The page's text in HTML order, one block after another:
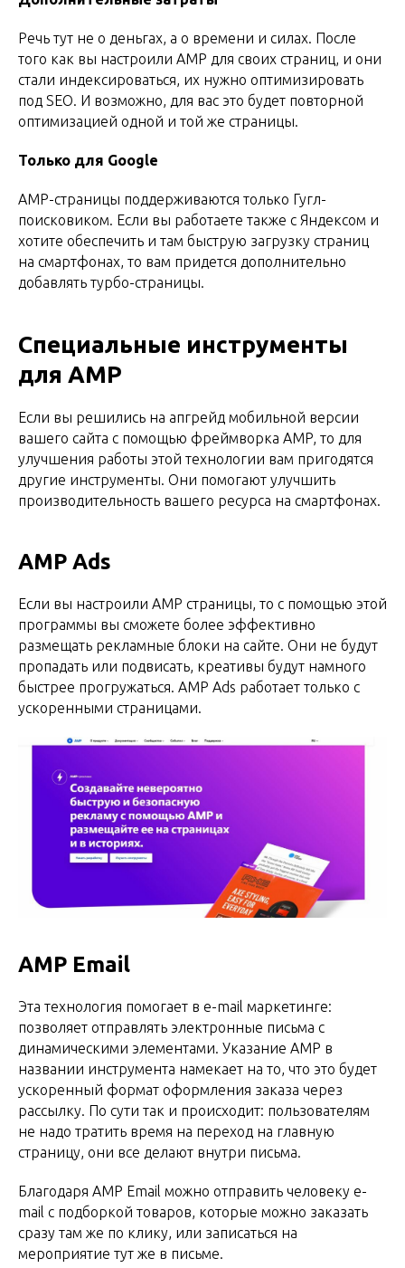
Речь тут не о деньгах, а о времени и силах. После
того как вы настроили AMP для своих страниц, и они
стали индексироваться, их нужно оптимизировать
под SEO. И возможно, для вас это будет повторной
оптимизацией одной и той же страницы.
Только для Google
AMP-страницы поддерживаются только Гугл-
поисковиком. Если вы работаете также с Яндексом и
хотите обеспечить и там быструю загрузку страниц
на смартфонах, то вам придется дополнительно
добавлять турбо-страницы.
Специальные инструменты
для AMP
Если вы решились на апгрейд мобильной версии
вашего сайта с помощью фреймворка AMP, то для
улучшения работы этой технологии вам пригодятся
другие инструменты. Они помогают улучшить
производительность вашего ресурса на смартфонах.
AMP Ads
Если вы настроили AMP страницы, то с помощью этой
программы вы сможете более эффективно
размещать рекламные блоки на сайте. Они не будут
пропадать или подвисать, креативы будут намного
быстрее прогружаться. AMP Ads работает только с
ускоренными страницами.
AMP Email
Эта технология помогает в e-mail маркетинге:
позволяет отправлять электронные письма с
динамическими элементами. Указание AMP в
названии инструмента намекает на то, что это будет
ускоренный формат оформления заказа через
рассылку. По сути так и происходит: пользователям
не надо тратить время на переход на главную
страницу, они все делают внутри письма.
Благодаря AMP Email можно отправить человеку e-
mail с подборкой товаров, которые можно заказать
сразу там же по клику, или записаться на
мероприятие тут же в письме.